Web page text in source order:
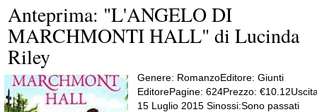
Anteprima: "L'ANGELO DI
MARCHMONTI HALL" di Lucinda
Riley
Genere: RomanzoEditore: Giunti
EditorePagine: 624Prezzo:
15 Luglio 2015 Sinossi:Sono passati